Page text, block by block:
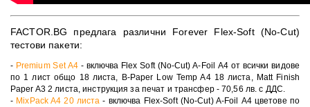
FACTOR.BG предлага различни Forever Flex-Soft (No-Cut)
тестови пакети:
- Premium Set A4- включва Flex Soft (No-Cut) A-Foil А4 от всички видове
по 1 лист общо 18 листа, B-Paper Low Temp A4 18 листа, Matt Finish
Paper A3 2 листа, инструкция за печат и трансфер -70,56 лв. с ДДС.
- MixPack A4 20 листа - включва Flex-Soft (No-Cut) A-Foil А4 цветове по